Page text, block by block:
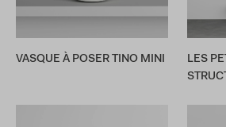
VASQUE À POSER TINO MINI
LES